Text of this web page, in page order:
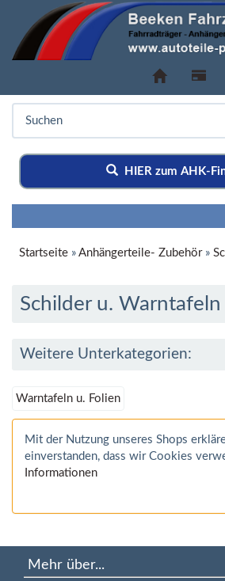
HIER zum AHK-
Startseite » Anhängerteile- Zubehör»
Schilder u. Warntafeln
Weitere Unterkategorien:
Warntafeln u. Folien
Mit der Nutzung unseres Shops
einverstanden, dass wir Cookies
Informationen
Mehr über...